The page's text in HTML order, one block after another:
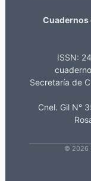
Cuadernos
ISSN:
Secretaría de
Cnel. Gil N°
© 2026